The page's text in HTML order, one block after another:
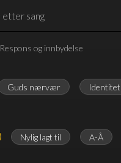
Respons og innbydelse
Guds nærvær Identitet
Nylig lagt til A-Å